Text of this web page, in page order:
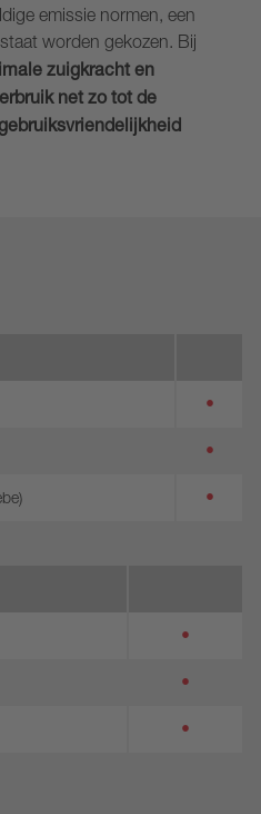
emissie normen, een
worden gekozen. Bij
zuigkracht en
net zo tot de
•
•
•
•
•
•